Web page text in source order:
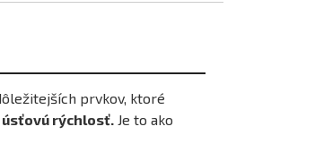
prvkov, ktoré
rýchlosť. Je to ako